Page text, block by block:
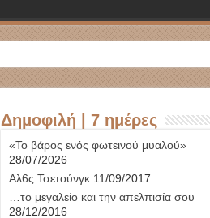
Δημοφιλή | 7 ημέρες
«Το βάρος ενός φωτεινού μυαλού»
28/07/2026
Αλ6ς Τσετούνγκ11/09/2017
…το μεγαλείο και την απελπισία σου
28/12/2016